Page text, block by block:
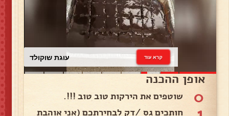
עוגת שוקולד קרא עוד
אופן ההכנה
0 שוטפים את הירקות טוב טוב !!!.
חותכים גס /דק לבחירתכם (אני אוהבת